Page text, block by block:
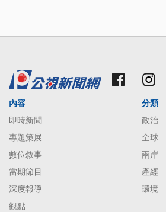
<br /> <br /> 詳細新聞內容請見【
共電視新聞部製播，提供每日正確、
元觀點。<br /> 因網路播映權限制，
與電視版略有不同。<br /> <br /> ■
FB】https://www.facebook.com/
【公視新聞網IG】
https://www.instagram.com/
【公視新聞網TG】https://t.me/
■ 點擊【公視新聞網】https://
<br /> #公視新聞 <a href="/tag/
內容
即時新聞
專題策展
數位敘事
當期節目
深度報導
觀點
分類
政治
全球
兩岸
產經
環境